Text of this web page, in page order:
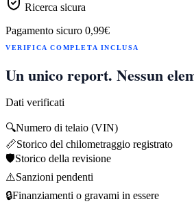
Ricerca sicura
Pagamento sicuro 0,99€
VERIFICA COMPLETA INCLUSA
Un unico report. Nessun
Dati verificati
🔍Numero di telaio (VIN)
📏Storico del chilometraggio registrato
🛡️Storico della revisione
⚠️Sanzioni pendenti
🔒Finanziamenti o gravami in essere